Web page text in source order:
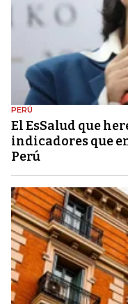
PERÚ
El EsSalud que
indicadores que
Perú